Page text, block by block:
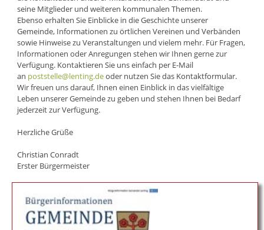
seine Mitglieder und weiteren kommunalen Themen.
Ebenso erhalten Sie Einblicke in die Geschichte unserer
Gemeinde, Informationen zu örtlichen Vereinen und Verbänden
sowie Hinweise zu Veranstaltungen und vielem mehr. Für Fragen,
Informationen oder Anregungen stehen wir Ihnen gerne zur
Verfügung. Kontaktieren Sie uns einfach per E-Mail
an poststelle@lenting.deoder nutzen Sie das Kontaktformular.
Wir freuen uns darauf, Ihnen einen Einblick in das vielfältige
Leben unserer Gemeinde zu geben und stehen Ihnen bei Bedarf
jederzeit zur Verfügung.
Herzliche Grüße
Christian Conradt
Erster Bürgermeister